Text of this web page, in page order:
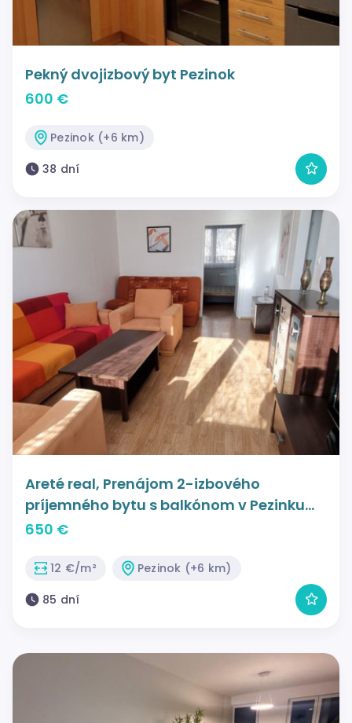
Pekný dvojizbový byt Pezinok
600 €
Pezinok (+6 km)
38 dní
Areté real, Prenájom 2-izbového
príjemného bytu s balkónom v Pezinku
na Muškátovej ulici
650 €
12 €/m²
Pezinok (+6 km)
85 dní